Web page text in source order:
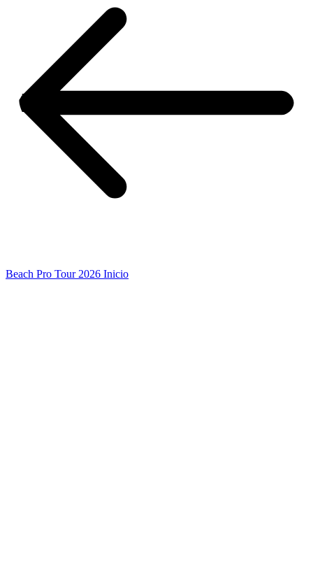
Beach Pro Tour 2026 Inicio